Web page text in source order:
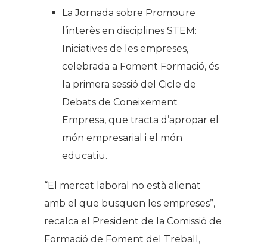
La Jornada sobre Promoure
l’interès en disciplines STEM:
Iniciatives de les empreses,
celebrada a Foment Formació, és
la primera sessió del Cicle de
Debats de Coneixement
Empresa, que tracta d’apropar el
món empresarial i el món
educatiu.
“El mercat laboral no està alienat
amb el que busquen les empreses”,
recalca el President de la Comissió de
Formació de Foment del Treball,